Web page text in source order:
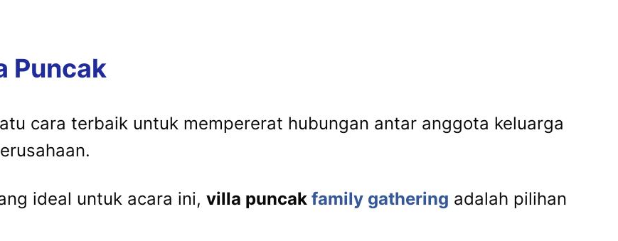
Puncak
cara terbaik untuk mempererat hubungan antar anggota keluarga
ideal untuk acara ini, villa puncak family gathering adalah pilihan